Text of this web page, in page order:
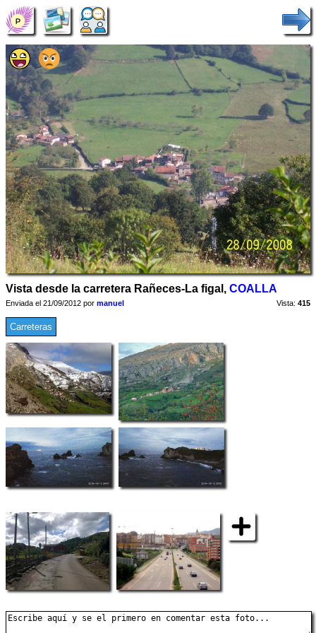
Vista desde la carretera Rañeces-La figal, COALLA
Enviada el 21/09/2012 por manuel Vista: 415
Carreteras